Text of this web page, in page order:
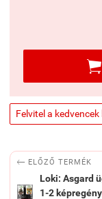

Felvitel a kedvencek
 ELŐZŐ TERMÉK
Loki: Asgard
1-2